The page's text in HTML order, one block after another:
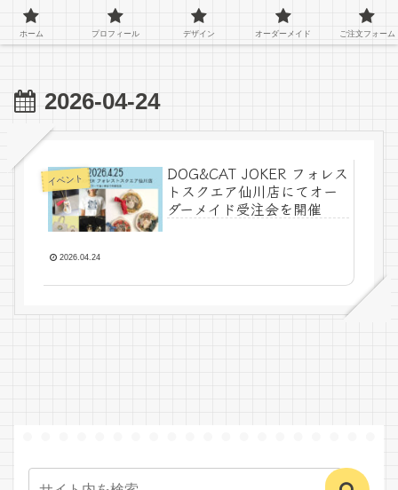
ペットのオーダーグッズを作っているアトリエキジです！
2026-04-24
イベント
DOG&CAT JOKER フォレス
トスクエア仙川店にてオー
ダーメイド受注会を開催
2026.04.24
ホーム プロフィール デザイン オーダーメイド ご注文フォーム